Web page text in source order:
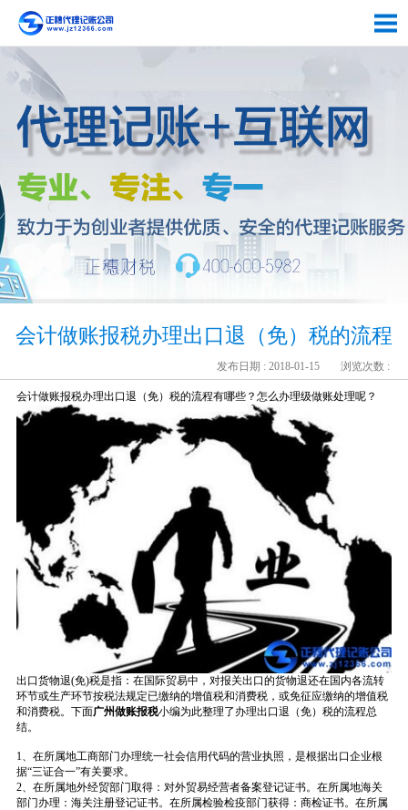
会计做账报税办理出口退（免）税的流程
发布日期 : 2018-01-15 浏览次数 :
会计做账报税办理出口退（免）税的流程有哪些？怎么办理级做账处理呢？
出口货物退(免)税是指：在国际贸易中，对报关出口的货物退还在国内各流转
环节或生产环节按税法规定已缴纳的增值税和消费税，或免征应缴纳的增值税
和消费税。下面广州做账报税小编为此整理了办理出口退（免）税的流程总
结。
1、在所属地工商部门办理统一社会信用代码的营业执照，是根据出口企业根
据“三证合一”有关要求。
2、在所属地外经贸部门取得：对外贸易经营者备案登记证书。在所属地海关
部门办理：海关注册登记证书。在所属检验检疫部门获得：商检证书。在所属